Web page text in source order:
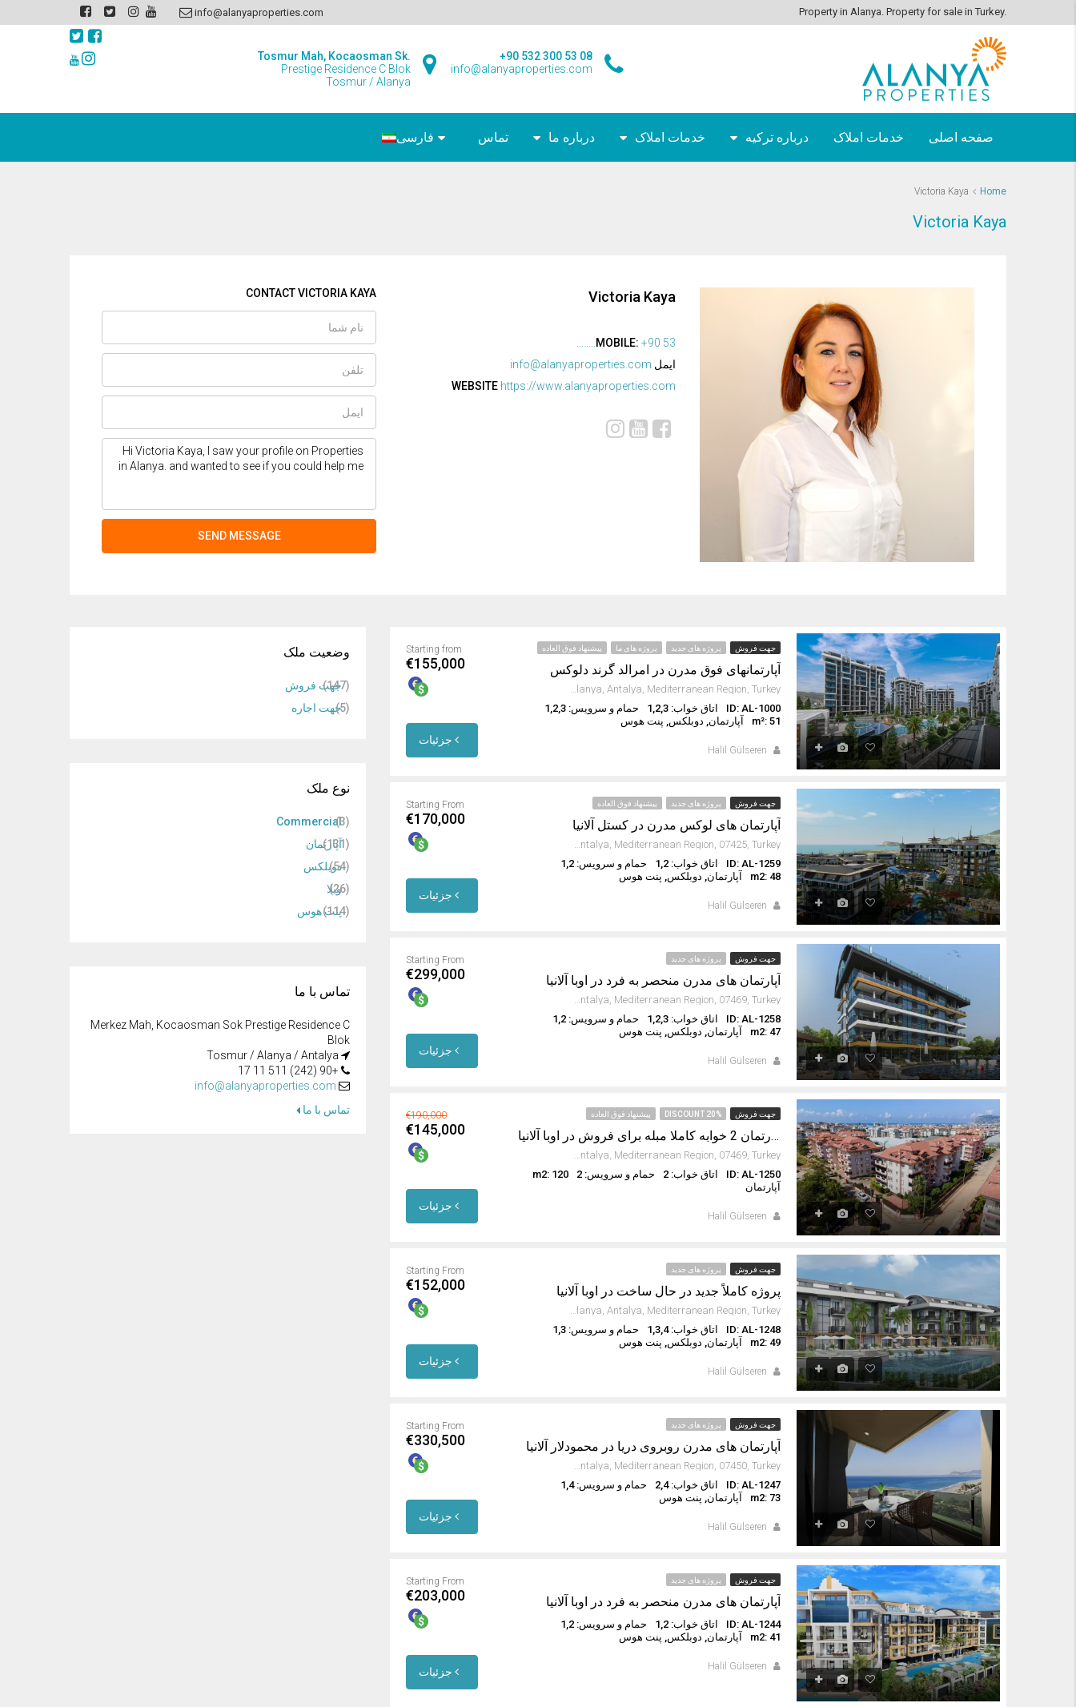
Property in Alanya. Property for sale in Turkey.
info@alanyaproperties.com
Tosmur Mah, Kocaosman Sk.
Prestige Residence C Blok
Tosmur / Alanya
+90 532 300 53 08
info@alanyaproperties.com
صفحه اصلی خدمات املاک درباره ترکیه خدمات املاک درباره ما تماس فارسی
Home
Victoria Kaya
Victoria Kaya
Victoria Kaya
MOBILE: +90 53........
ایمل info@alanyaproperties.com
WEBSITE https://www.alanyaproperties.com
CONTACT VICTORIA KAYA
SEND MESSAGE
جهت فروش پروژه های جدید پروژه های ما پیشنهاد فوق العاده
آپارتمانهای فوق مدرن در امرالد گرند دلوکس
Avsallar, Alanya, Antalya, Mediterranean Region, Turkey
ID: AL-1000
اتاق خواب: 1,2,3
حمام و سرویس: 1,2,3
m²: 51
آپارتمان, دوبلکس, پنت هوس
Halil Gülseren
Starting from
€155,000
جهت فروش پروژه های جدید پیشنهاد فوق العاده
آپارتمان های لوکس مدرن در کستل آلانیا
Kestel, Alanya, Antalya, Mediterranean Region, 07425, Turkey
ID: AL-1259
اتاق خواب: 1,2
حمام و سرویس: 1,2
m2: 48
آپارتمان, دوبلکس, پنت هوس
Halil Gülseren
Starting From
€170,000
جهت فروش پروژه های جدید
آپارتمان های مدرن منحصر به فرد در اوبا آلانیا
Oba Mahallesi, Alanya, Antalya, Mediterranean Region, 07469, Turkey
ID: AL-1258
اتاق خواب: 1,2,3
حمام و سرویس: 1,2
m2: 47
آپارتمان, دوبلکس, پنت هوس
Halil Gülseren
Starting From
€299,000
جهت فروش DISCOUNT 20% پیشنهاد فوق العاده
آپارتمان 2 خوابه کاملا مبله برای فروش در اوبا آلانیا
Oba Mahallesi, Alanya, Antalya, Mediterranean Region, 07469, Turkey
ID: AL-1250
اتاق خواب: 2 حمام و سرویس: 2
m2: 120
آپارتمان
Halil Gülseren
€190,000
€145,000
جهت فروش پروژه های جدید
پروژه کاملاً جدید در حال ساخت در اوبا آلانیا
Oba Mahallesi, Alanya, Antalya, Mediterranean Region, Turkey
ID: AL-1248
اتاق خواب: 1,3,4
حمام و سرویس: 1,3
m2: 49
آپارتمان, دوبلکس, پنت هوس
Halil Gülseren
Starting From
€152,000
جهت فروش پروژه های جدید
آپارتمان های مدرن روبروی دریا در محمودلار آلانیا
Mahmutlar, Alanya, Antalya, Mediterranean Region, 07450, Turkey
ID: AL-1247
اتاق خواب: 2,4
حمام و سرویس: 1,4
m2: 73
آپارتمان, پنت هوس
Halil Gülseren
Starting From
€330,500
جهت فروش پروژه های جدید
آپارتمان های مدرن منحصر به فرد در اوبا آلانیا
ID: AL-1244 اتاق خواب: 1,2
حمام و سرویس: 1,2
m2: 41
آپارتمان, دوبلکس, پنت هوس
Halil Gülseren
Starting From
€203,000
وضعیت ملک
جهت فروش (147)
جهت اجاره (5)
نوع ملک
Commercial (3)
آپارتمان (131)
دوبلکس (54)
ویلا (26)
پنت هوس (114)
تماس با ما
Merkez Mah, Kocaosman Sok Prestige Residence C
Blok
+90 (242) 511 11 17
info@alanyaproperties.com
تماس با ما